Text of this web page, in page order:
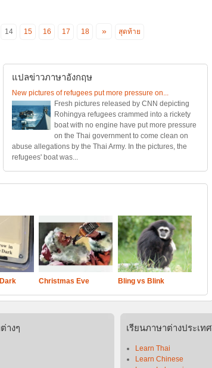
14 15 16 17 18 » สุดท้าย
แปลข่าวภาษาอังกฤษ
New pictures of refugees put more pressure on...
Fresh pictures released by CNN depicting
Rohingya refugees crammed into a rickety
boat with no engine have put more pressure
on the Thai government to come clean on
abuse allegations by the Thai Army. In the pictures, the
refugees' boat was...
Christmas Eve Bling vs Blink
างๆ เรียนภาษาต่างประเทศ
Learn Thai
Learn Chinese